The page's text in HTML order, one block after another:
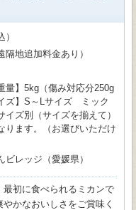
隔地追加料金あり）
量】5kg（傷み対応分250g
ズ】S～Lサイズ ミック
イズ別（サイズを揃えて）
ります。（お選びいただけ
ビレッジ（愛媛県）
初に食べられるミカンで
かなおいしさをご賞味く